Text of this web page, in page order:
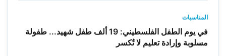
المناسبات
في يوم الطفل الفلسطيني: 19 ألف طفل شهيد... طفولة
مسلوبة وإرادة تعليم لا تُكسر